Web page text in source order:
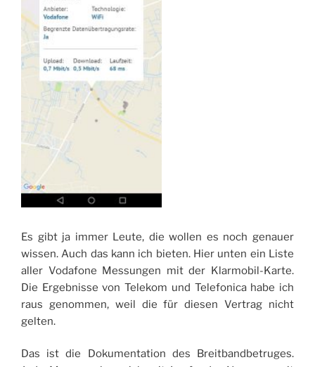
Es gibt ja immer Leute, die wollen es noch genauer
wissen. Auch das kann ich bieten. Hier unten ein Liste
aller Vodafone Messungen mit der Klarmobil-Karte.
Die Ergebnisse von Telekom und Telefonica habe ich
raus genommen, weil die für diesen Vertrag nicht
gelten.
Das ist die Dokumentation des Breitbandbetruges.